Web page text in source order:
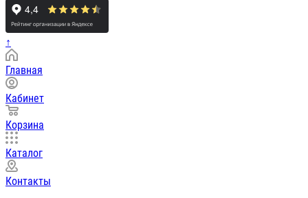
↑
Главная
Кабинет
Корзина
Каталог
Контакты